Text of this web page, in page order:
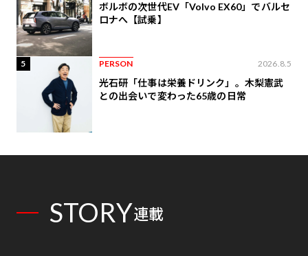
ボルボの次世代EV「Volvo EX60」でバルセ
ロナへ【試乗】
5 PERSON 2026.8.5
光石研「仕事は栄養ドリンク」。木梨憲武
との出会いで変わった65歳の日常
STORY連載